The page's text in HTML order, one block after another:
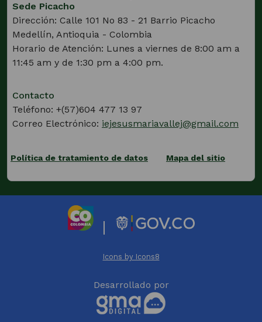
Sede Picacho
Dirección: Calle 101 No 83 - 21 Barrio Picacho
Medellín, Antioquia - Colombia
Horario de Atención: Lunes a viernes de 8:00 am a
11:45 am y de 1:30 pm a 4:00 pm.
Contacto
Teléfono: +(57)604 477 13 97
Correo Electrónico: iejesusmariavallej@gmail.com
Política de tratamiento de datos
enlace
Mapa del sitio
pestaña)
|
enlace
una
nueva
pestaña)
Icons by Icons8
Desarrollado por